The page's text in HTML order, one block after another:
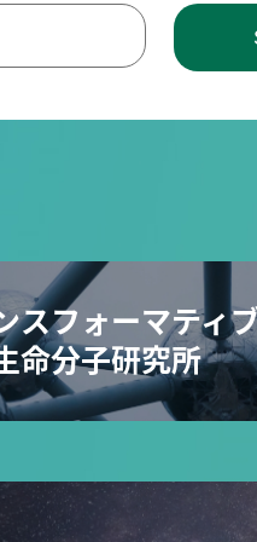
スフォーマティ
命分子研究所